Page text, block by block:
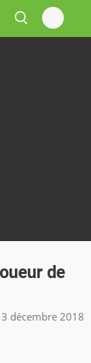
de
décembre 2018